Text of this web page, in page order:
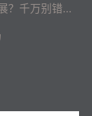
？千万别错过